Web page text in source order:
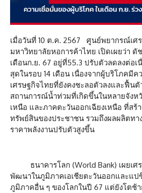
เมื่อวันที่ 10 ต.ค. 2567 ศูนย์พยากรณ์เศ
มหาวิทยาลัยหอการค้าไทย เปิดเผยว่า
เดือนก.ย. 67 อยู่ที่55.3 ปรับตัวลดลงต่อเ
สุดในรอบ 14 เดือน เนื่องจากผู้บริโภคมีค
เศรษฐกิจไทยที่ยังคงชะลอตัวลงและฟื้น
สถานการณ์น้ำท่วมที่เกิดขึ้นในหลายจังห
เหนือ และภาคตะวันออกเฉียงเหนือ ที่สร้
ทรัพย์สินของประชาชน รวมถึงผลผลิตทา
ราคาพลังงานปรับตัวสูงขึ้น
ธนาคารโลก (World Bank) เผยเศร
พัฒนาในภูมิภาคเอเชียตะวันออกและแป
ภูมิภาคอื่น ๆ ของโลกในปี 67 แต่ยังโตช้า